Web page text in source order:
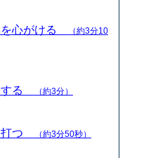
を心がける
（約3分10
する （約3分）
打つ （約3分50秒）